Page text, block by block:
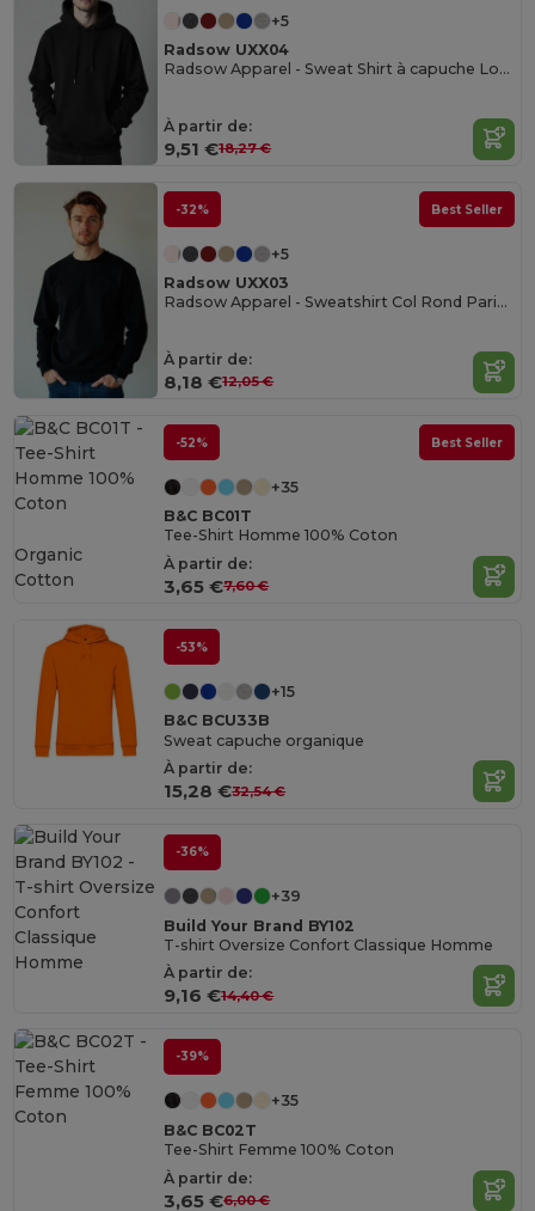
+5
Radsow UXX04
Radsow Apparel - Sweat Shirt à capuche London pour hommes
À partir de:
9,51 €18,27 €
-32% Best Seller
+5
Radsow UXX03
Radsow Apparel - Sweatshirt Col Rond Paris pour hommes
À partir de:
8,18 €12,05 €
-52% Best Seller
+35
B&C BC01T
Tee-Shirt Homme 100% Coton
À partir de:
3,65 €7,60 €
Organic
Cotton
-53%
+15
B&C BCU33B
Sweat capuche organique
À partir de:
15,28 €32,54 €
-36%
+39
Build Your Brand BY102
T-shirt Oversize Confort Classique Homme
À partir de:
9,16 €14,40 €
-39%
+35
B&C BC02T
Tee-Shirt Femme 100% Coton
À partir de:
3,65 €6,00 €